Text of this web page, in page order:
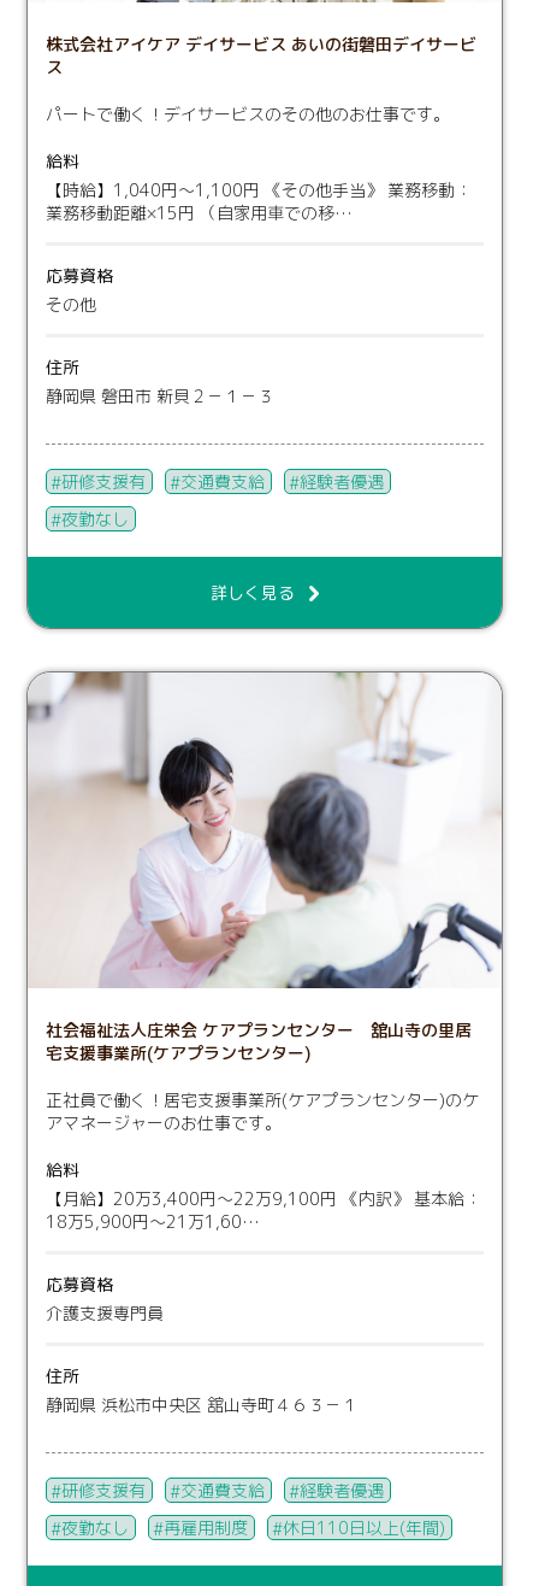
株式会社アイケア デイサービス あいの街磐田デイサービ
ス
パートで働く！デイサービスのその他のお仕事です。
給料
【時給】1,040円～1,100円 《その他手当》 業務移動：
業務移動距離×15円 （自家用車での移…
応募資格
その他
住所
静岡県 磐田市 新貝２－１－３
研修支援有 交通費支給
経験者優遇
夜勤なし
詳しく見る
社会福祉法人庄栄会 ケアプランセンター 舘山寺の里居
宅支援事業所(ケアプランセンター)
正社員で働く！居宅支援事業所(ケアプランセンター)のケ
アマネージャーのお仕事です。
給料
【月給】20万3,400円～22万9,100円 《内訳》 基本給：
18万5,900円～21万1,60…
応募資格
介護支援専門員
住所
静岡県 浜松市中央区 舘山寺町４６３－１
研修支援有 交通費支給
経験者優遇
夜勤なし
再雇用制度 休日110日以上(年間)